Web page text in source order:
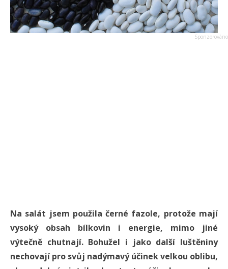
Na salát jsem použila černé fazole, protože mají
vysoký obsah bílkovin i energie, mimo jiné
výtečně chutnají. Bohužel i jako další luštěniny
nechovají pro svůj nadýmavý účinek velkou oblibu,